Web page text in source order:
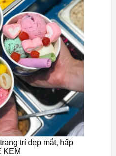
trí đẹp mắt, hấp
KEM